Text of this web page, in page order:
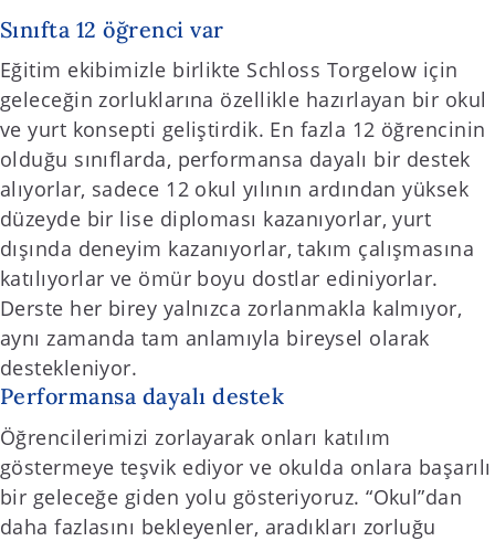
Sınıfta 12 öğrenci var
Eğitim ekibimizle birlikte Schloss Torgelow için
geleceğin zorluklarına özellikle hazırlayan bir okul
ve yurt konsepti geliştirdik. En fazla 12 öğrencinin
olduğu sınıflarda, performansa dayalı bir destek
alıyorlar, sadece 12 okul yılının ardından yüksek
düzeyde bir lise diploması kazanıyorlar, yurt
dışında deneyim kazanıyorlar, takım çalışmasına
katılıyorlar ve ömür boyu dostlar ediniyorlar.
Derste her birey yalnızca zorlanmakla kalmıyor,
aynı zamanda tam anlamıyla bireysel olarak
destekleniyor.
Performansa dayalı destek
Öğrencilerimizi zorlayarak onları katılım
göstermeye teşvik ediyor ve okulda onlara başarılı
bir geleceğe giden yolu gösteriyoruz. “Okul”dan
daha fazlasını bekleyenler, aradıkları zorluğu